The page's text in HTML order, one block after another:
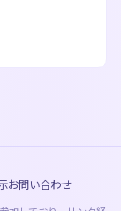
お問い合わせ